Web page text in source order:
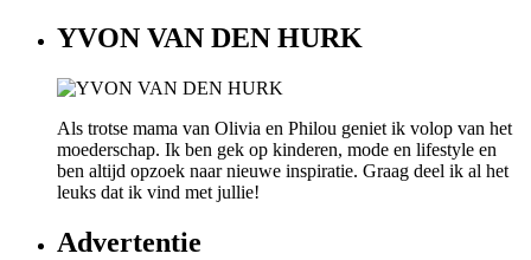
YVON VAN DEN HURK
Als trotse mama van Olivia en Philou geniet ik volop van het
moederschap. Ik ben gek op kinderen, mode en lifestyle en
ben altijd opzoek naar nieuwe inspiratie. Graag deel ik al het
leuks dat ik vind met jullie!
Advertentie